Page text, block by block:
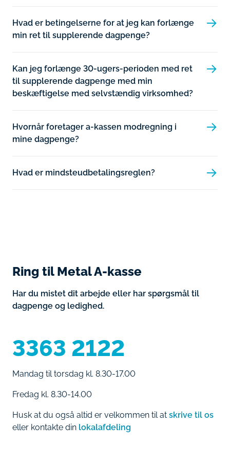
Hvad er betingelserne for at jeg kan forlænge
min ret til supplerende dagpenge?
Kan jeg forlænge 30-ugers-perioden med ret
til supplerende dagpenge med min
beskæftigelse med selvstændig virksomhed?
Hvornår foretager a-kassen modregning i
mine dagpenge?
Hvad er mindsteudbetalingsreglen?
Ring til Metal A-kasse
Har du mistet dit arbejde eller har spørgsmål til
dagpenge og ledighed.
3363 2122
Mandag til torsdag kl. 8.30-17.00
Fredag kl. 8.30-14.00
Husk at du også altid er velkommen til at skrive til os
eller kontakte din lokalafdeling